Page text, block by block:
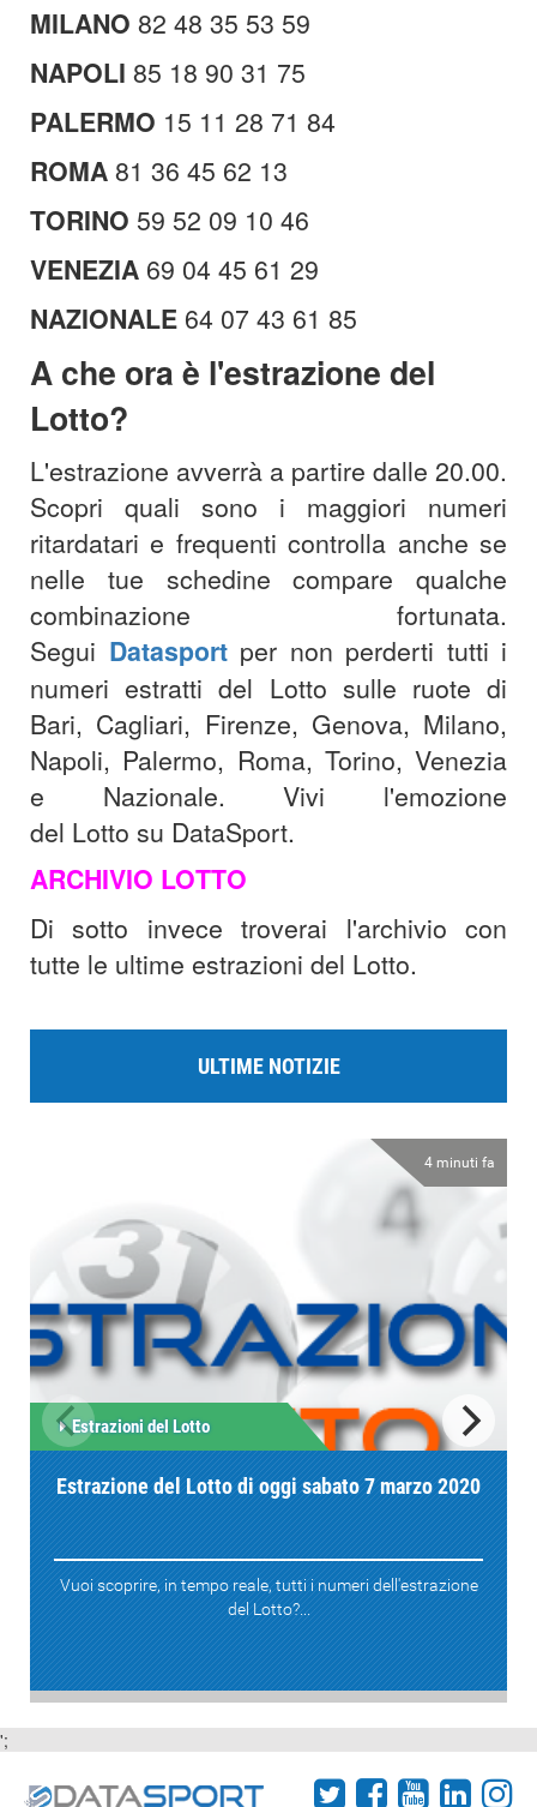
MILANO 82 48 35 53 59
NAPOLI 85 18 90 31 75
PALERMO 15 11 28 71 84
ROMA 81 36 45 62 13
TORINO 59 52 09 10 46
VENEZIA 69 04 45 61 29
NAZIONALE 64 07 43 61 85
A che ora è l'estrazione del
Lotto?
L'estrazione avverrà a partire dalle 20.00.
Scopri quali sono i maggiori numeri
ritardatari e frequenti controlla anche se
nelle tue schedine compare qualche
combinazione fortunata.
Segui Datasport per non perderti tutti i
numeri estratti del Lotto sulle ruote di
Bari, Cagliari, Firenze, Genova, Milano,
Napoli, Palermo, Roma, Torino, Venezia
e Nazionale. Vivi l'emozione
del Lotto su DataSport.
ARCHIVIO LOTTO
Di sotto invece troverai l'archivio con
tutte le ultime estrazioni del Lotto.
ULTIME NOTIZIE
4 minuti fa
Estrazioni del Lotto
Estrazione del Lotto di oggi sabato 7 marzo 2020
Vuoi scoprire, in tempo reale, tutti i numeri dell'estrazione
del Lotto?...
';